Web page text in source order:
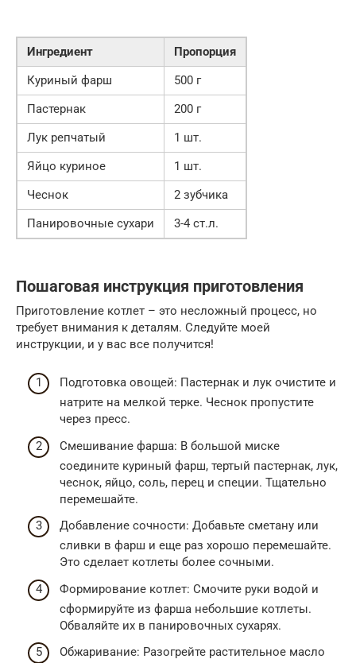
Ингредиент
Пропорция
Куриный фарш
500 г
Пастернак
200 г
Лук репчатый
1 шт.
Яйцо куриное
1 шт.
Чеснок
2 зубчика
Панировочные сухари
3-4 ст.л.
Пошаговая инструкция приготовления
Приготовление котлет – это несложный процесс, но
требует внимания к деталям. Следуйте моей
инструкции, и у вас все получится!
Подготовка овощей: Пастернак и лук очистите и
натрите на мелкой терке. Чеснок пропустите
через пресс.
Смешивание фарша: В большой миске
соедините куриный фарш, тертый пастернак, лук,
чеснок, яйцо, соль, перец и специи. Тщательно
перемешайте.
Добавление сочности: Добавьте сметану или
сливки в фарш и еще раз хорошо перемешайте.
Это сделает котлеты более сочными.
Формирование котлет: Смочите руки водой и
сформируйте из фарша небольшие котлеты.
Обваляйте их в панировочных сухарях.
Обжаривание: Разогрейте растительное масло